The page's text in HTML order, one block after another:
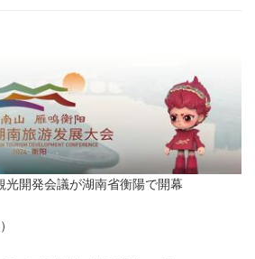
光開発会議が湖南省衡陽で開幕